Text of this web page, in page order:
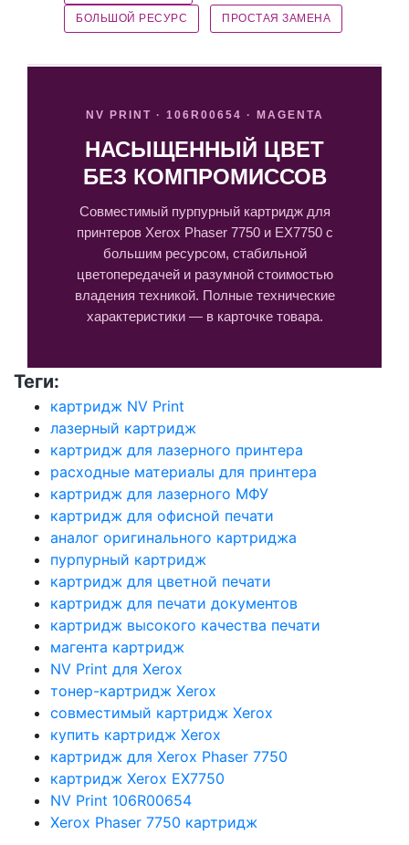
БОЛЬШОЙ РЕСУРС ПРОСТАЯ ЗАМЕНА
NV PRINT · 106R00654 · MAGENTA
НАСЫЩЕННЫЙ ЦВЕТ
БЕЗ КОМПРОМИССОВ
Совместимый пурпурный картридж для
принтеров Xerox Phaser 7750 и EX7750 с
большим ресурсом, стабильной
цветопередачей и разумной стоимостью
владения техникой. Полные технические
характеристики — в карточке товара.
Теги:
картридж NV Print
лазерный картридж
картридж для лазерного принтера
расходные материалы для принтера
картридж для лазерного МФУ
картридж для офисной печати
аналог оригинального картриджа
пурпурный картридж
картридж для цветной печати
картридж для печати документов
картридж высокого качества печати
магента картридж
NV Print для Xerox
тонер-картридж Xerox
совместимый картридж Xerox
купить картридж Xerox
картридж для Xerox Phaser 7750
картридж Xerox EX7750
NV Print 106R00654
Xerox Phaser 7750 картридж